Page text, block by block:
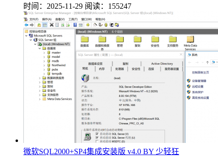
时间：2025-11-29 阅读：155247
微软SQL2000+SP4集成安装版 v4.0 BY 少轻狂